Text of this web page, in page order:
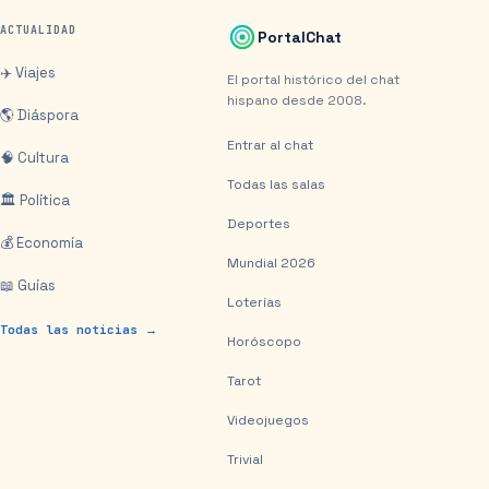
ACTUALIDAD
✈️ Viajes
🌎 Diáspora
🧠 Cultura
🏛️ Política
💰 Economía
📖 Guías
Todas las noticias →
PortalChat
El portal histórico del chat
hispano desde 2008.
Entrar al chat
Todas las salas
Deportes
Mundial 2026
Loterías
Horóscopo
Tarot
Videojuegos
Trivial